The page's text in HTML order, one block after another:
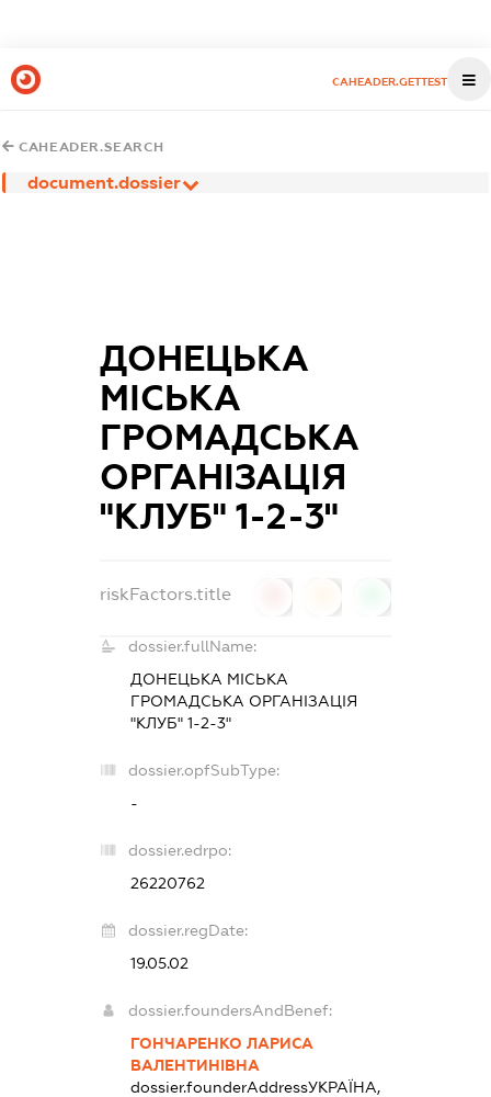
CAHEADER.GETTEST
CAHEADER.SEARCH
document.dossier
ДОНЕЦЬКА
МІСЬКА
ГРОМАДСЬКА
ОРГАНІЗАЦІЯ
"КЛУБ" 1-2-3"
riskFactors.title
dossier.fullName:
ДОНЕЦЬКА МІСЬКА
ГРОМАДСЬКА ОРГАНІЗАЦІЯ
"КЛУБ" 1-2-3"
dossier.opfSubType:
-
dossier.edrpo:
26220762
dossier.regDate:
19.05.02
dossier.foundersAndBenef:
ГОНЧАРЕНКО ЛАРИСА
ВАЛЕНТИНІВНА
dossier.founderAddressУКРАЇНА,